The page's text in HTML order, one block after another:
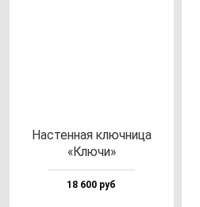
Нас­тен­ная ключ­ни­ца
«Клю­чи»
18 600 руб